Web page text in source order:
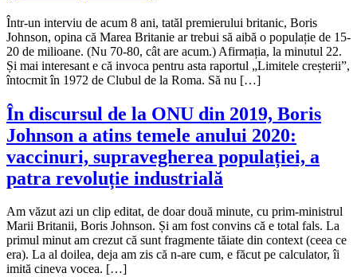
Într-un interviu de acum 8 ani, tatăl premierului britanic, Boris
Johnson, opina că Marea Britanie ar trebui să aibă o populație de 15-
20 de milioane. (Nu 70-80, cât are acum.) Afirmația, la minutul 22.
Și mai interesant e că invoca pentru asta raportul „Limitele creșterii”,
întocmit în 1972 de Clubul de la Roma. Să nu […]
În discursul de la ONU din 2019, Boris
Johnson a atins temele anului 2020:
vaccinuri, supravegherea populației, a
patra revoluție industrială
Am văzut azi un clip editat, de doar două minute, cu prim-ministrul
Marii Britanii, Boris Johnson. Și am fost convins că e total fals. La
primul minut am crezut că sunt fragmente tăiate din context (ceea ce
era). La al doilea, deja am zis că n-are cum, e făcut pe calculator, îi
imită cineva vocea. […]